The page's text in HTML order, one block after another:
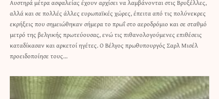
Αυστηρά μέτρα ασφαλείας έχουν αρχίσει να λαμβάνονται στις Βρυξέλλες,
αλλά και σε πολλές άλλες ευρωπαϊκές χώρες, έπειτα από τις πολύνεκρες
εκρήξεις που σημειώθηκαν σήμερα το πρωΐ στο αεροδρόμιο και σε σταθμό
μετρό της βελγικής πρωτεύουσας, ενώ τις πιθανολογούμενες επιθέσεις
καταδίκασαν και αρκετοί ηγέτες. Ο Βέλγος πρωθυπουργός Σαρλ Μισέλ
προειδοποίησε τους…